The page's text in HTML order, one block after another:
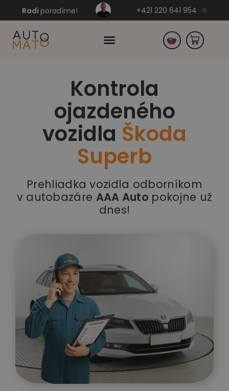
Radi poradíme! +421 220 641 954
Kontrola
ojazdeného
vozidla Škoda
Superb
Prehliadka vozidla odborníkom
v autobazáre AAA Auto pokojne už
dnes!